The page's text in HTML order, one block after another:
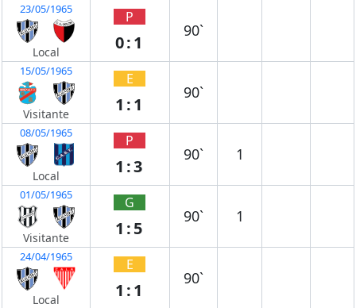
23/05/1965
Local
P
0:1
90`
15/05/1965
Visitante
E
1:1
90`
08/05/1965
Local
P
1:3
90` 1
01/05/1965
Visitante
G
1:5
90` 1
24/04/1965
Local
E
1:1
90`